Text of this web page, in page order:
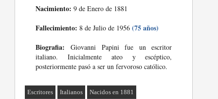
Nacimiento: 9 de Enero de 1881
Fallecimiento: 8 de Julio de 1956(75 años)
Biografia: Giovanni Papini fue un escritor
italiano. Inicialmente ateo y escéptico,
posteriormente pasó a ser un fervoroso católico.
Escritores Italianos Nacidos en 1881